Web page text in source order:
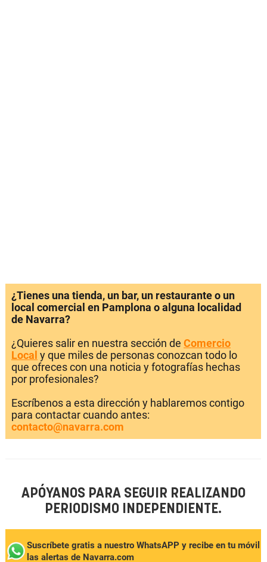
¿Tienes una tienda, un bar, un restaurante o un
local comercial en Pamplona o alguna localidad
de Navarra?
¿Quieres salir en nuestra sección de Comercio
Local y que miles de personas conozcan todo lo
que ofreces con una noticia y fotografías hechas
por profesionales?
Escríbenos a esta dirección y hablaremos contigo
para contactar cuando antes:
contacto@navarra.com
APÓYANOS PARA SEGUIR REALIZANDO
PERIODISMO INDEPENDIENTE.
Suscríbete gratis a nuestro WhatsAPP y recibe en tu móvil
las alertas de Navarra.com